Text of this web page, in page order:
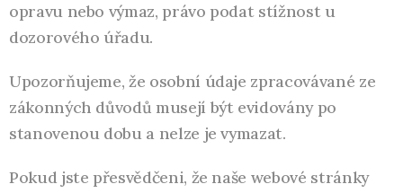
opravu nebo výmaz, právo podat stížnost u
dozorového úřadu.
Upozorňujeme, že osobní údaje zpracovávané ze
zákonných důvodů musejí být evidovány po
stanovenou dobu a nelze je vymazat.
Pokud jste přesvědčeni, že naše webové stránky